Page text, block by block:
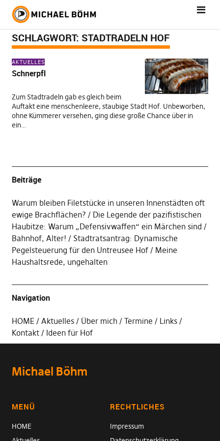
SCHLAGWORT: STADTRADELN HOF
AKTUELLES
Schnerpfl
Zum Stadtradeln gab es gleich beim
Auftakt eine menschenleere, staubige Stadt Hof. Unbeworben,
ohne Kümmerer versehen, ging diese große Chance über in
ein…
Beiträge
Warum bleiben Filetstücke in unseren Innenstädten oft
ewige Brachflächen?
Die Legende der pazifistischen
Haubitze: Warum „Defensivwaffen“ ein Märchen sind
Bahnhof, Alter!
Stadtratsantrag: Dynamische
Pegelsteuerung für den Untreusee Hof
Meine
Haushaltsrede, ungehalten
Navigation
HOME Aktuelles Über mich Termine
Links
Kontakt
Ideen für Hof
Michael Böhm
MENÜ
HOME
RECHTLICHES
Impressum